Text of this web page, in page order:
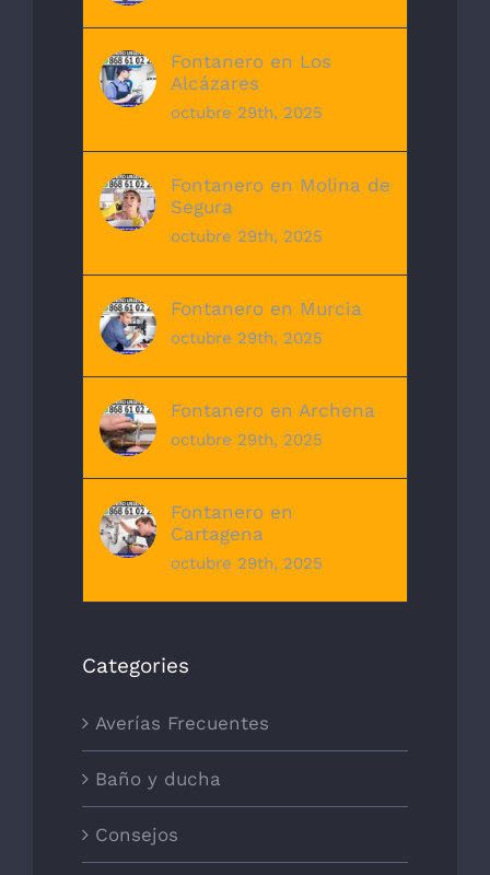
Fontanero en Los
Alcázares
octubre 29th, 2025
Fontanero en Molina de
Segura
octubre 29th, 2025
Fontanero en Murcia
octubre 29th, 2025
Fontanero en Archena
octubre 29th, 2025
Fontanero en
Cartagena
octubre 29th, 2025
Categories
Averías Frecuentes
Baño y ducha
Consejos